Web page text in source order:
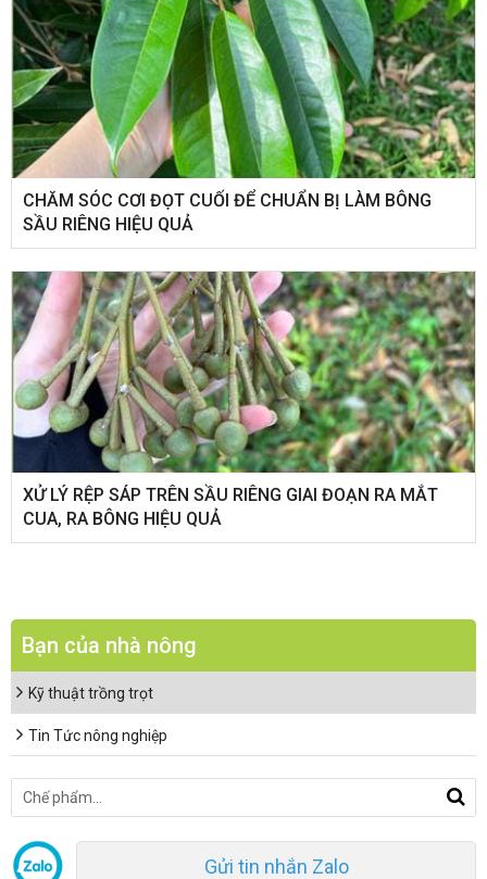
CHĂM SÓC CƠI ĐỌT CUỐI ĐỂ CHUẨN BỊ LÀM BÔNG
SẦU RIÊNG HIỆU QUẢ
XỬ LÝ RỆP SÁP TRÊN SẦU RIÊNG GIAI ĐOẠN RA MẮT
CUA, RA BÔNG HIỆU QUẢ
Bạn của nhà nông
Kỹ thuật trồng trọt
Tin Tức nông nghiệp
Gửi tin nhắn Zalo